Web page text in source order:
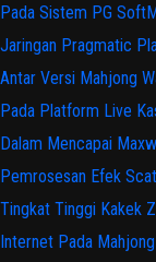
Pada Sistem PG Soft
Jaringan Pragmatic
Antar Versi Mahjong
Pada Platform Live
Dalam Mencapai
Pemrosesan Efek
Tingkat Tinggi Kakek
Internet Pada